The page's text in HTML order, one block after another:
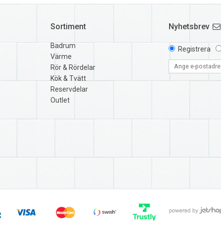
Sortiment
Badrum
Värme
Rör & Rördelar
Kök & Tvätt
Reservdelar
Outlet
Nyhetsbrev
Registrera